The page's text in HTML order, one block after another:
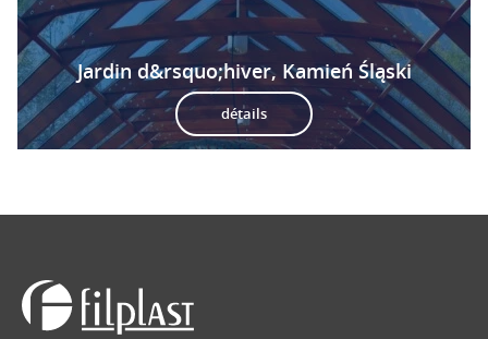
Jardin d&rsquo;hiver, Kamień Śląski
détails